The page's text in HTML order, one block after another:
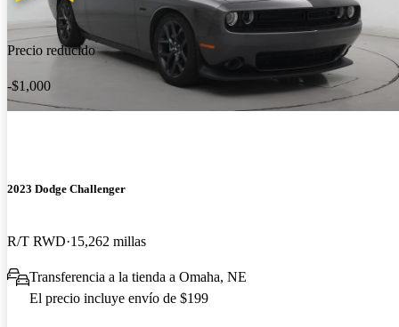
Precio reducido
-$1,000
2023 Dodge Challenger
R/T RWD 15,262 millas
Transferencia a la tienda a Omaha, NE
El precio incluye envío de $199